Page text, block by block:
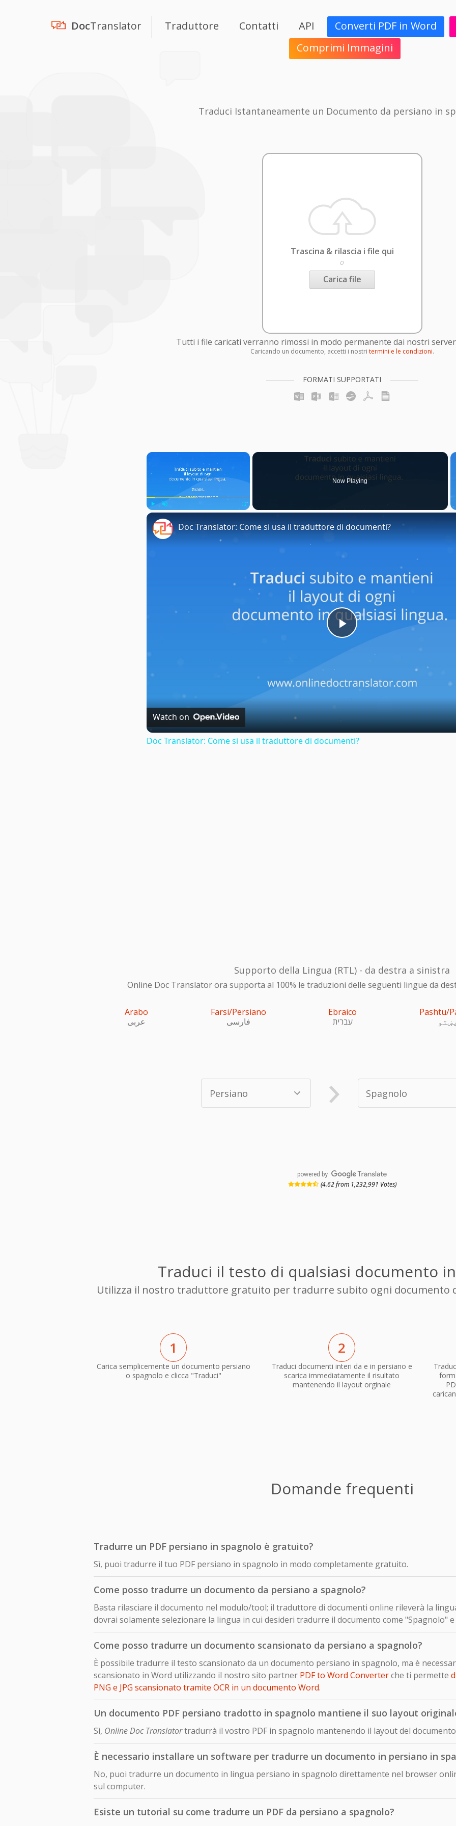
DocTranslator Traduttore Contatti API
Converti PDF in Word
Comprimi Immagini
Traduci Istantaneamente un Documento da persiano in
Trascina & rilascia i file qui
o
Carica file
Tutti i file caricati verranno rimossi in modo permanente dai nostri
Caricando un documento, accetti i nostri termini e le condizioni.
FORMATI SUPPORTATI
×
Now Playing
Play
Doc Translator: Come si usa il traduttore di documenti?
Watch on
Doc Translator: Come si usa il traduttore di documenti?
Supporto della Lingua (RTL) - da destra a sinistra
Online Doc Translator ora supporta al 100% le traduzioni delle seguenti lingue da
Arabo
عربى
Farsi/Persiano
فارسی
Ebraico
עִברִית
Pashtu/
powered by
(4.62 from 1,232,991 Votes)
Traduci il testo di qualsiasi documento
Utilizza il nostro traduttore gratuito per tradurre subito ogni documento
1
Carica semplicemente un documento persiano
o spagnolo e clicca "Traduci"
2
Traduci documenti interi da e in persiano e
scarica immediatamente il risultato
mantenendo il layout orginale
Domande frequenti
Tradurre un PDF persiano in spagnolo è gratuito?
Sì, puoi tradurre il tuo PDF persiano in spagnolo in modo completamente gratuito.
Come posso tradurre un documento da persiano a spagnolo?
Basta rilasciare il documento nel modulo/tool; il traduttore di documenti online rileverà la
dovrai solamente selezionare la lingua in cui desideri tradurre il documento come "Spagnolo"
Come posso tradurre un documento scansionato da persiano a spagnolo?
È possibile tradurre il testo scansionato da un documento persiano in spagnolo, ma è
scansionato in Word utilizzando il nostro sito partner PDF to Word Converterche ti permette
PNG e JPG scansionato tramite OCR in un documento Word.
Un documento PDF persiano tradotto in spagnolo mantiene il suo layout
Sì, Online Doc Translatortradurrà il vostro PDF in spagnolo mantenendo il layout del
È necessario installare un software per tradurre un documento in persiano in
No, puoi tradurre un documento in lingua persiano in spagnolo direttamente nel browser
sul computer.
Esiste un tutorial su come tradurre un PDF da persiano a spagnolo?